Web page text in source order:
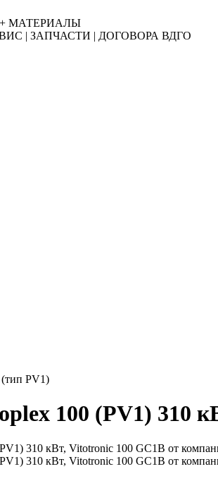
МАТЕРИАЛЫ
| ЗАПЧАСТИ | ДОГОВОРА ВДГО
(тип PV1)
100 (PV1) 310